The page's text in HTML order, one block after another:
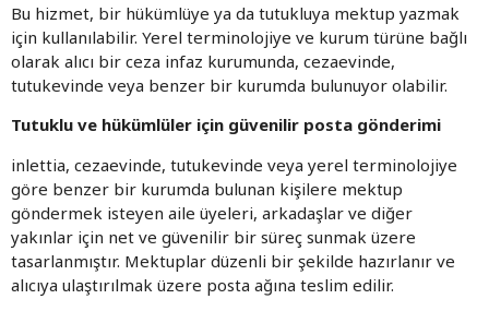
Bu hizmet, bir hükümlüye ya da tutukluya mektup yazmak
için kullanılabilir. Yerel terminolojiye ve kurum türüne bağlı
olarak alıcı bir ceza infaz kurumunda, cezaevinde,
tutukevinde veya benzer bir kurumda bulunuyor olabilir.
Tutuklu ve hükümlüler için güvenilir posta gönderimi
inlettia, cezaevinde, tutukevinde veya yerel terminolojiye
göre benzer bir kurumda bulunan kişilere mektup
göndermek isteyen aile üyeleri, arkadaşlar ve diğer
yakınlar için net ve güvenilir bir süreç sunmak üzere
tasarlanmıştır. Mektuplar düzenli bir şekilde hazırlanır ve
alıcıya ulaştırılmak üzere posta ağına teslim edilir.